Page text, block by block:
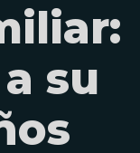
su